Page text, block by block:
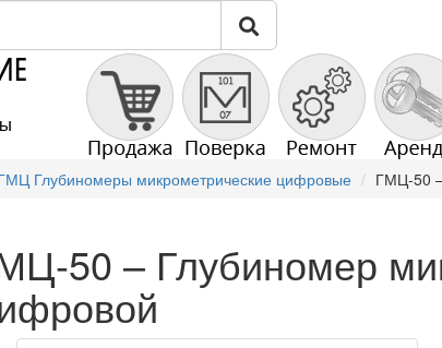
Глубиномеры микрометрические цифровые ГМЦ-50
50 – Глубиномер